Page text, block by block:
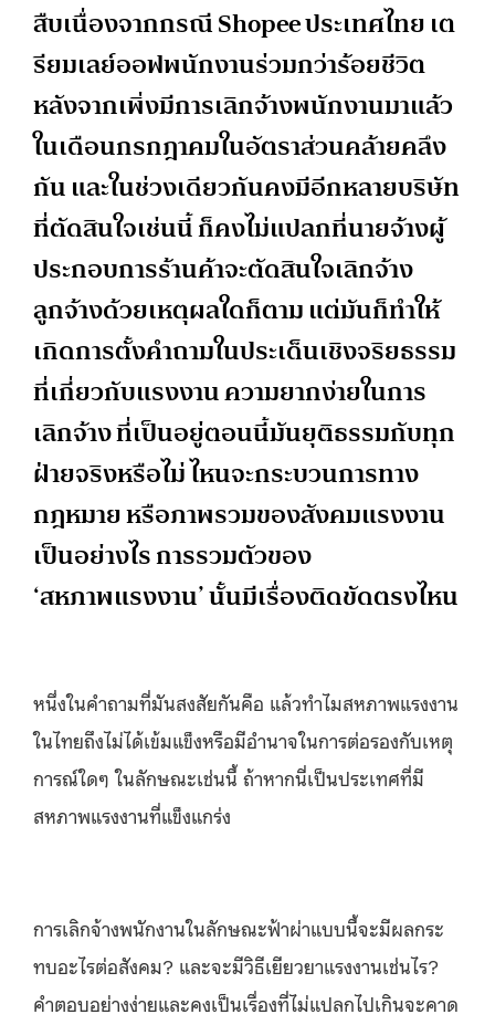
สืบเนื่องจากกรณี Shopee ประเทศไทย เต
รียมเลย์ออฟพนักงานร่วมกว่าร้อยชีวิต
หลังจากเพิ่งมีการเลิกจ้างพนักงานมาแล้ว
ในเดือนกรกฎาคมในอัตราส่วนคล้ายคลึง
กัน และในช่วงเดียวกันคงมีอีกหลายบริษัท
ที่ตัดสินใจเช่นนี้ ก็คงไม่แปลกที่นายจ้างผู้
ประกอบการร้านค้าจะตัดสินใจเลิกจ้าง
ลูกจ้างด้วยเหตุผลใดก็ตาม แต่มันก็ทำให้
เกิดการตั้งคำถามในประเด็นเชิงจริยธรรม
ที่เกี่ยวกับแรงงาน ความยากง่ายในการ
เลิกจ้าง ที่เป็นอยู่ตอนนี้มันยุติธรรมกับทุก
ฝ่ายจริงหรือไม่ ไหนจะกระบวนการทาง
กฎหมาย หรือภาพรวมของสังคมแรงงาน
เป็นอย่างไร การรวมตัวของ
‘สหภาพแรงงาน’ นั้นมีเรื่องติดขัดตรงไหน
หนึ่งในคำถามที่มันสงสัยกันคือ แล้วทำไมสหภาพแรงงาน
ในไทยถึงไม่ได้เข้มแข็งหรือมีอำนาจในการต่อรองกับเหตุ
การณ์ใดๆ ในลักษณะเช่นนี้ ถ้าหากนี่เป็นประเทศที่มี
สหภาพแรงงานที่แข็งแกร่ง
การเลิกจ้างพนักงานในลักษณะฟ้าผ่าแบบนี้จะมีผลกระ
ทบอะไรต่อสังคม? และจะมีวิธีเยียวยาแรงงานเช่นไร?
คำตอบอย่างง่ายและคงเป็นเรื่องที่ไม่แปลกไปเกินจะคาด